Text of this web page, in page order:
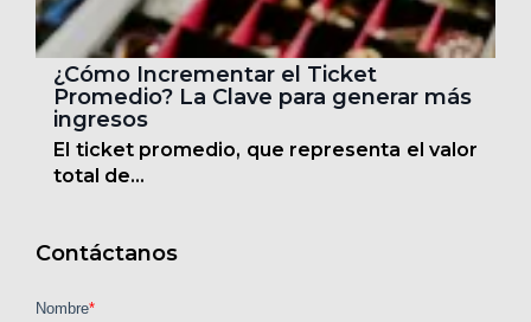
¿Cómo Incrementar el Ticket
Promedio? La Clave para generar más
ingresos
El ticket promedio, que representa el valor
total de...
Contáctanos